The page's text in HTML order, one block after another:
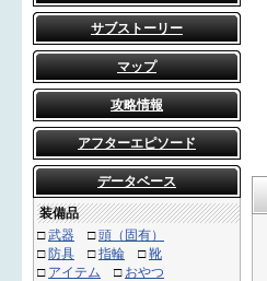
サブストーリー
マップ
攻略情報
アフターエピソード
データベース
装備品
□武器 □頭（固有）
□ 防具 □指輪 □靴
□ アイテム □ おやつ